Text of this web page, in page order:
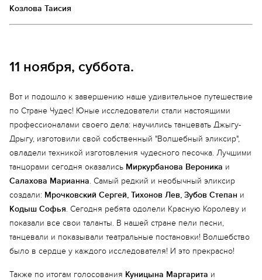
Козлова Таисия
11 ноября, суббота.
Вот и подошло к завершению наше удивительное путешествие
по Стране Чудес! Юные исследователи стали настоящими
профессионалами своего дела: научились танцевать Джыгу-
Дрыгу, изготовили свой собственный "Волшебный эликсир",
овладели техникой изготовления чудесного песочка. Лучшими
танцорами сегодня оказались Миркурбанова Вероника и
Салахова Марианна. Самый редкий и необычный эликсир
создали: Мрочковский Сергей, Тихонов Лев, Зубов Степан и
Кодыш Софья. Сегодня ребята одолели Красную Королеву и
показали все свои таланты. В нашей стране пели песни,
танцевали и показывали театральные постановки! Волшебство
было в сердце у каждого исследователя! И это прекрасно!
Также по итогам голосования Куницына Маргарита и